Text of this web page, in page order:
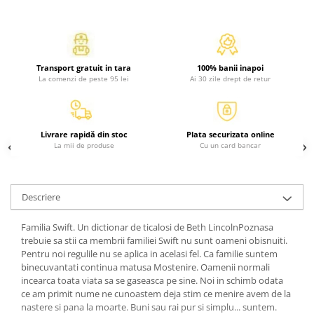
Atlase, dictionare si enciclopedii
Benzi desenate
Carte prescolara
Carti pentru copii
Literatura si fictiune
Dictionare si enciclopedii
Atlase, dictionare si enciclopedii
Dictionare de limba romana
Dictionare tematice
Enciclopedii
Diete si fitness
Transport gratuit in tara
La comenzi de peste 95 lei
100% banii inapoi
Ai 30 zile drept de retur
Livrare rapidă din stoc
La mii de produse
Plata securizata online
Cu un card bancar
Descriere
Familia Swift. Un dictionar de ticalosi de Beth LincolnPoznasa
trebuie sa stii ca membrii familiei Swift nu sunt oameni obisnuiti.
Pentru noi regulile nu se aplica in acelasi fel. Ca familie suntem
binecuvantati continua matusa Mostenire. Oamenii normali
incearca toata viata sa se gaseasca pe sine. Noi in schimb odata
ce am primit nume ne cunoastem deja stim ce menire avem de la
nastere si pana la moarte. Buni sau rai pur si simplu... suntem.